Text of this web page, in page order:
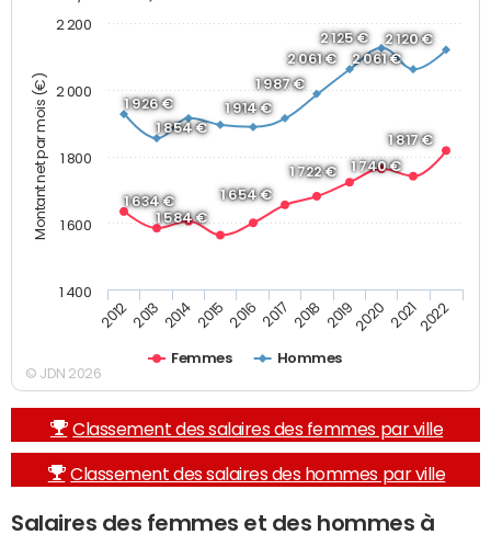
Montant net par mois (€)
1 634 €
1 584 €
1 654 €
1 722 € 1 740 €
1 817 €
1 926 €
1 854 €
1 914 €
1 987 €
2 061 €
2 125 €
2 061 €
2 120 €
Femmes Hommes
2012 2013 2014 2015 2016 2017 2018 20192020 20212022
1 400
1 600
1 800
2 000
2 200
© JDN 2026
Classement des salaires des femmes par ville
Classement des salaires des hommes par ville
Salaires des femmes et des hommes à